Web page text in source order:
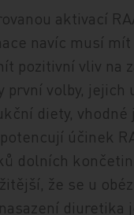
aktivací
navíc musí
pozitivní vliv na
volby,
diety,
účinek
dolních
že se u